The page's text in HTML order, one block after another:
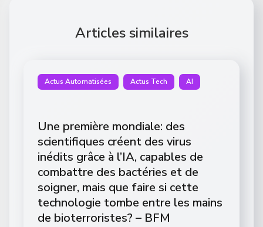
Articles similaires
Actus Automatisées Actus Tech AI
Une première mondiale: des
scientifiques créent des virus
inédits grâce à l’IA, capables de
combattre des bactéries et de
soigner, mais que faire si cette
technologie tombe entre les mains
de bioterroristes? – BFM